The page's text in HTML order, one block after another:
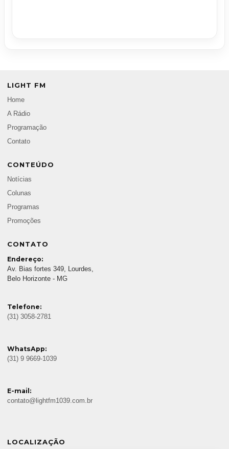
LIGHT FM
Home
A Rádio
Programação
Contato
CONTEÚDO
Notícias
Colunas
Programas
Promoções
CONTATO
Endereço:
Av. Bias fortes 349, Lourdes,
Belo Horizonte - MG
Telefone:
(31) 3058-2781
WhatsApp:
(31) 9 9669-1039
E-mail:
contato@lightfm1039.com.br
LOCALIZAÇÃO